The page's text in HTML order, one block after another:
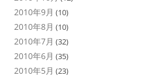
2010年9月 (10)
2010年8月 (10)
2010年7月 (32)
2010年6月 (35)
2010年5月 (23)